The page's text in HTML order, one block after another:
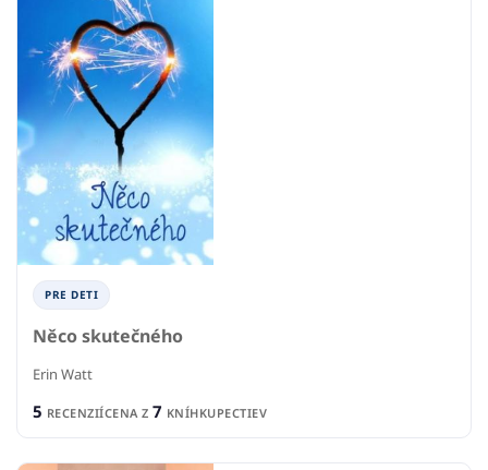
PRE DETI
Něco skutečného
Erin Watt
5 RECENZIÍCENA Z 7 KNÍHKUPECTIEV